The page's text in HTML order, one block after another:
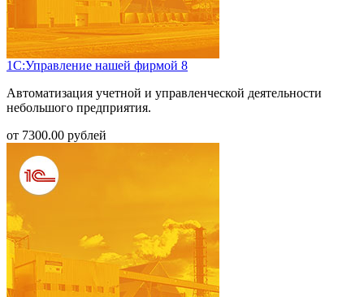
1С:Управление нашей фирмой 8
Автоматизация учетной и управленческой деятельности
небольшого предприятия.
от 7300.00 рублей